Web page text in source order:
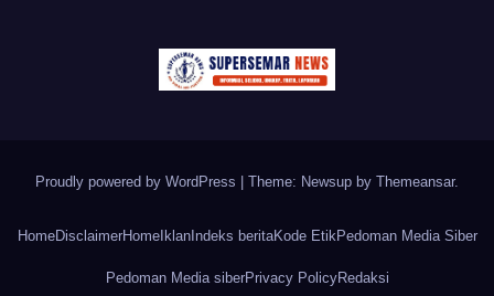
Proudly powered by WordPress Theme: Newsup by Themeansar.
HomeDisclaimerHomeIklanIndeks beritaKode EtikPedoman Media Siber
Pedoman Media siberPrivacy PolicyRedaksi